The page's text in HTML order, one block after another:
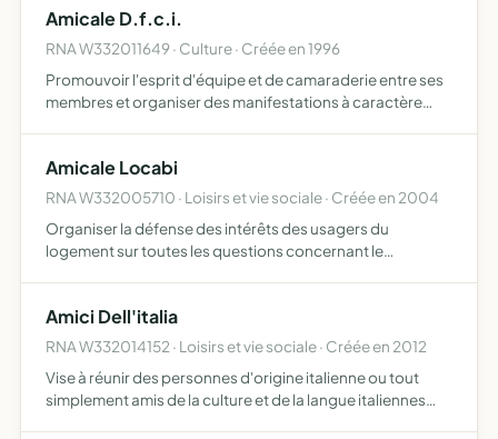
ou…
Amicale D.f.c.i.
RNA W332011649 · Culture · Créée en 1996
Promouvoir l'esprit d'équipe et de camaraderie entre ses
membres et organiser des manifestations à caractère
Amicale Locabi
RNA W332005710 · Loisirs et vie sociale · Créée en 2004
Organiser la défense des intérêts des usagers du
logement sur toutes les questions concernant le
santé publique, prix d…
Amici Dell'italia
RNA W332014152 · Loisirs et vie sociale · Créée en 2012
Vise à réunir des personnes d'origine italienne ou tout
simplement amis de la culture et de la langue italiennes